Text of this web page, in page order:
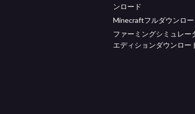
ンロード
Minecraftフルダウンロ
ファーミングシミュレー
エディションダウンロー